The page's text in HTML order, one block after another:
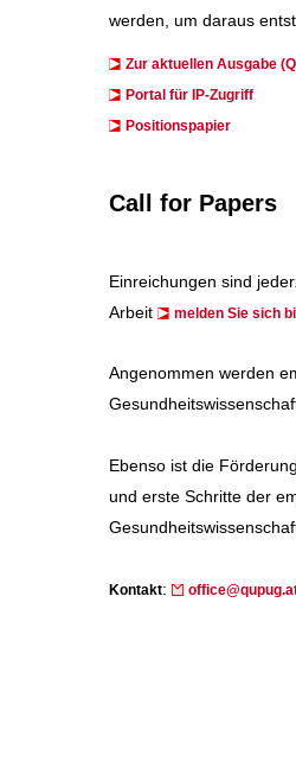
werden, um daraus
Zur aktuellen Ausgabe
​​​Portal für IP-Zugriff
Positionspapier
Call for Papers
Einreichungen sind
Arbeit
melden Sie sich
Angenommen werden
Ebenso ist die
und erste Schritte der
Kontakt: